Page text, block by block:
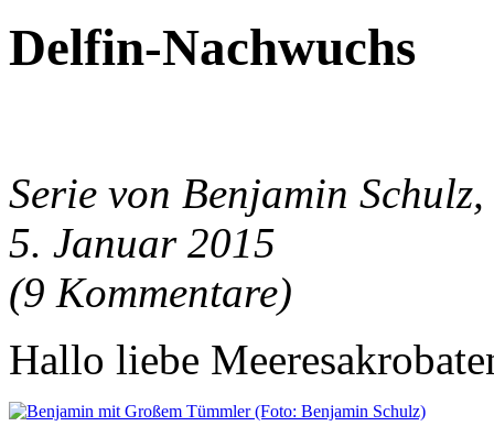
Delfin-Nachwuchs
Serie von Benjamin
5. Januar 2015
(9 Kommentare)
Hallo liebe